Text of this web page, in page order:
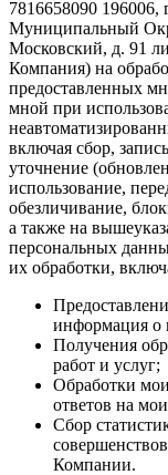
7816658090 196006,
Муниципальный
Московский, д. 91
Компания) на
предоставленных
мной при
включая сбор,
уточнение
использование,
обезличивание,
а также на
персональных
их обработки,
информация о
Получения
работ и услуг;
Обработки
ответов на
Сбор
Компании.